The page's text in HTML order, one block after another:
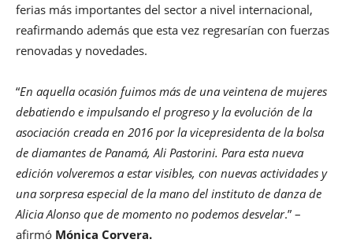
ferias más importantes del sector a nivel internacional,
reafirmando además que esta vez regresarían con fuerzas
renovadas y novedades.
“En aquella ocasión fuimos más de una veintena de mujeres
debatiendo e impulsando el progreso y la evolución de la
asociación creada en 2016 por la vicepresidenta de la bolsa
de diamantes de Panamá, Ali Pastorini. Para esta nueva
edición volveremos a estar visibles, con nuevas actividades y
una sorpresa especial de la mano del instituto de danza de
Alicia Alonso que de momento no podemos desvelar.” –
afirmó Mónica Corvera.